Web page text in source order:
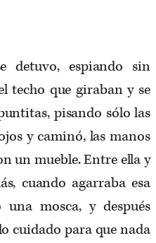
detuvo, espiando sin
techo que giraban y se
pisando sólo las
y caminó, las manos
un mueble. Entre ella y
cuando agarraba esa
mosca, y después
cuidado para que nada